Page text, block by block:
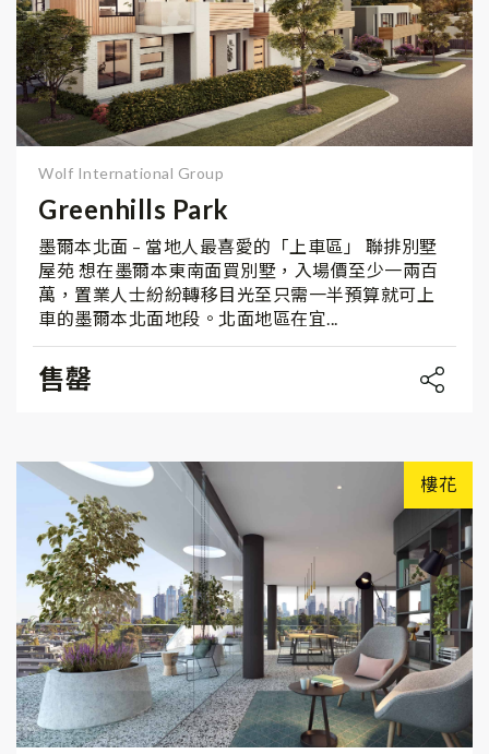
Wolf International Group
Greenhills Park
墨爾本北面 – 當地人最喜愛的「上車區」 聯排別墅
屋苑 想在墨爾本東南面買別墅，入場價至少一兩百
萬，置業人士紛紛轉移目光至只需一半預算就可上
車的墨爾本北面地段。北面地區在宜...
售罄
樓花